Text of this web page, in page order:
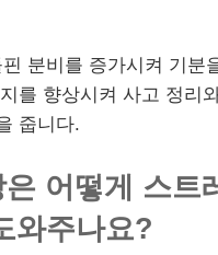
분비를 증가시켜 기분
를 향상시켜 사고 정리
줍니다.
어떻게 스트
와주나요?